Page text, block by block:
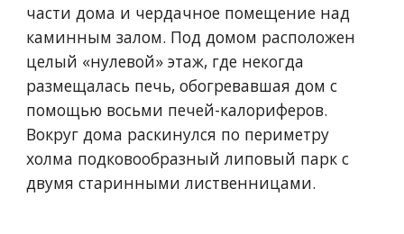
части дома и чердачное помещение над
каминным залом. Под домом расположен
целый «нулевой» этаж, где некогда
размещалась печь, обогревавшая дом с
помощью восьми печей-калориферов.
Вокруг дома раскинулся по периметру
холма подковообразный липовый парк с
двумя старинными лиственницами.